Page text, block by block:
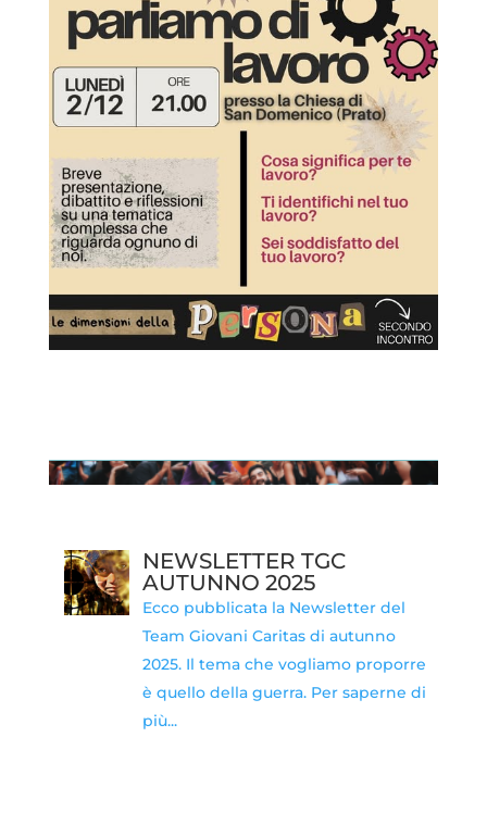
NEWSLETTER TGC
AUTUNNO 2025
Ecco pubblicata la Newsletter del
Team Giovani Caritas di autunno
2025. Il tema che vogliamo proporre
è quello della guerra. Per saperne di
più...